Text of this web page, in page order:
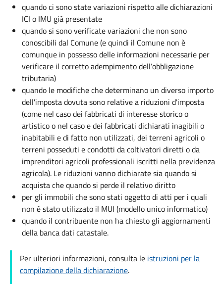
quando ci sono state variazioni rispetto alle dichiarazioni
ICI o IMU già presentate
quando si sono verificate variazioni che non sono
conoscibili dal Comune (e quindi il Comune non è
comunque in possesso delle informazioni necessarie per
verificare il corretto adempimento dell’obbligazione
tributaria)
quando le modifiche che determinano un diverso importo
dell'imposta dovuta sono relative a riduzioni d'imposta
(come nel caso dei fabbricati di interesse storico o
artistico o nel caso e dei fabbricati dichiarati inagibili o
inabitabili e di fatto non utilizzati, dei terreni agricoli o
terreni posseduti e condotti da coltivatori diretti o da
imprenditori agricoli professionali iscritti nella previdenza
agricola). Le riduzioni vanno dichiarate sia quando si
acquista che quando si perde il relativo diritto
per gli immobili che sono stati oggetto di atti per i quali
non è stato utilizzato il MUI (modello unico informatico)
quando il contribuente non ha chiesto gli aggiornamenti
della banca dati catastale.
Per ulteriori informazioni, consulta le istruzioni per la
compilazione della dichiarazione.